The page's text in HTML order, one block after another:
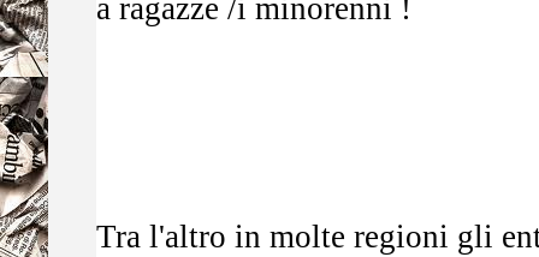
a ragazze /i minorenni !
Tra l'altro in molte regioni gli